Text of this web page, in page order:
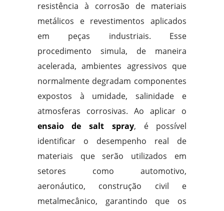
resistência à corrosão de materiais
metálicos e revestimentos aplicados
em peças industriais. Esse
procedimento simula, de maneira
acelerada, ambientes agressivos que
normalmente degradam componentes
expostos à umidade, salinidade e
atmosferas corrosivas. Ao aplicar o
ensaio de salt spray, é possível
identificar o desempenho real de
materiais que serão utilizados em
setores como automotivo,
aeronáutico, construção civil e
metalmecânico, garantindo que os